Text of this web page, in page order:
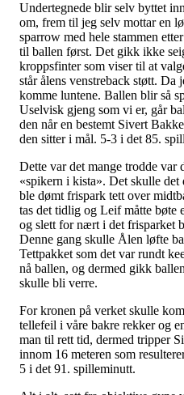
Undertegnede blir selv byttet
om, frem til jeg selv mottar en
sparrow med hele stammen
til ballen først. Det gikk ikke
kroppsfinter som viser til at
står ålens venstreback støtt.
komme luntene. Ballen blir så
Uselvisk gjeng som vi er, går
den når en bestemt Sivert
den sitter i mål. 5-3 i det 85.
Dette var det mange trodde var
«spikern i kista». Det skulle
ble dømt frispark tett over
tas det tidlig og Leif måtte bøte
og slett for nært i det frisparket
Denne gang skulle Ålen løfte
Tettpakket som det var rundt
nå ballen, og dermed gikk
skulle bli verre.
For kronen på verket skulle
tellefeil i våre bakre rekker og
man til rett tid, dermed tripper
innom 16 meteren som
5 i det 91. spilleminutt.